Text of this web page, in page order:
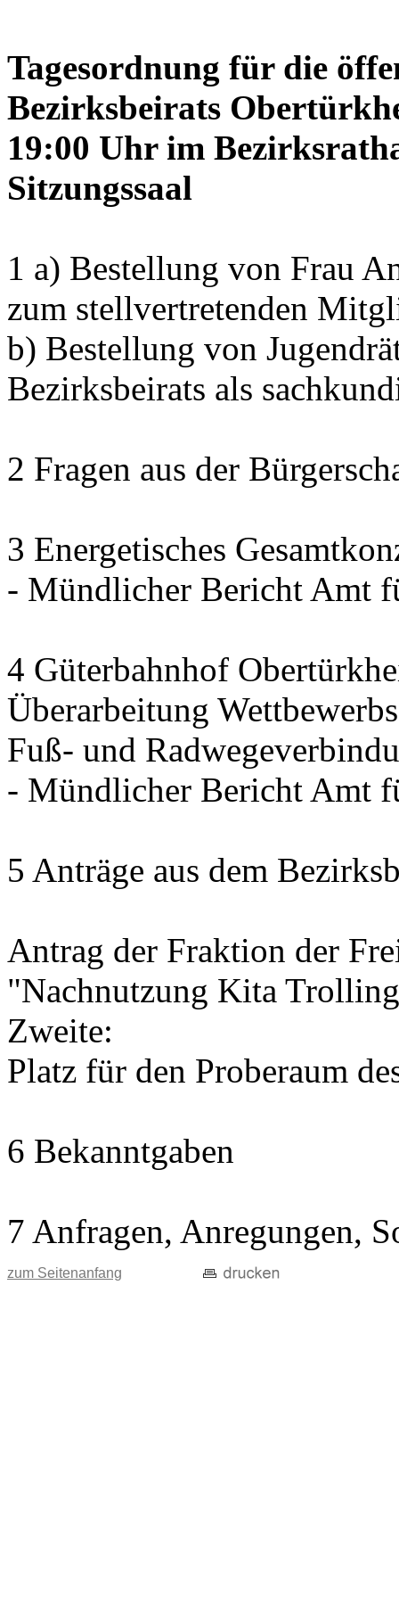
Tagesordnung für die
Bezirksbeirats
19:00 Uhr im
Sitzungssaal
1 a) Bestellung von Frau
zum stellvertretenden
b) Bestellung von
Bezirksbeirats als
2 Fragen aus der
3 Energetisches
- Mündlicher Bericht Amt
4 Güterbahnhof
Überarbeitung
Fuß- und
- Mündlicher Bericht Amt
5 Anträge aus dem
Antrag der Fraktion der
"Nachnutzung Kita
Zweite:
Platz für den Proberaum
6 Bekanntgaben
7 Anfragen, Anregungen,
zum Seitenanfang